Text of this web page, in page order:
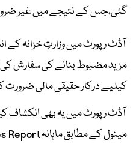
گئی،جس کے نتیجے میں غیر
آڈٹ رپورٹ میں وزارتِ خزانہ کے
مزید مضبوط بنانے کی سفارش کی
کیلیے درکار حقیقی مالی ضرورت
آڈٹ رپورٹ میں یہ بھی انکشاف